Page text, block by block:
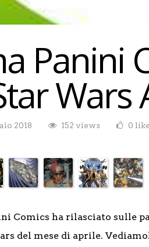
Panini
Wars
2018 152 views 0
Comics ha rilasciato sulle
del mese di aprile.